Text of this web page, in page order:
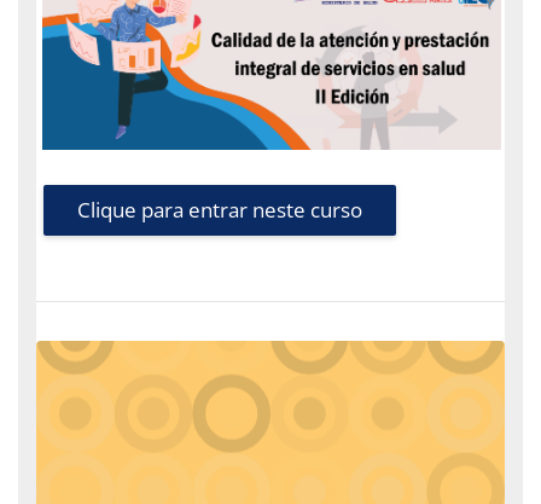
Clique para entrar neste curso